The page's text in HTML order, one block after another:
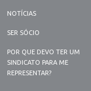
NOTÍCIAS
SER SÓCIO
POR QUE DEVO TER UM
SINDICATO PARA ME
REPRESENTAR?